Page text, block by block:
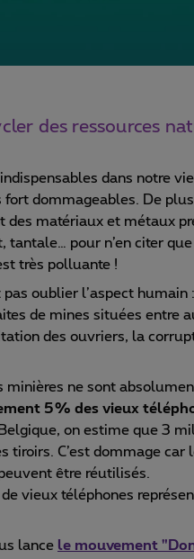
des ressources
dans notre
dommageables. De
des matériaux et métaux
tantale… pour n’en citer
très polluante !
oublier l’aspect humain
de mines situées entre
des ouvriers, la
ne sont
5% des vieux
on estime que 3
tiroirs. C’est dommage
être réutilisés.
vieux téléphones
lance le mouvement